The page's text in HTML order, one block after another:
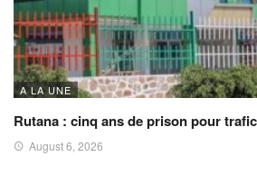
A LA UNE
Rutana : cinq ans de prison pour
August 6, 2026